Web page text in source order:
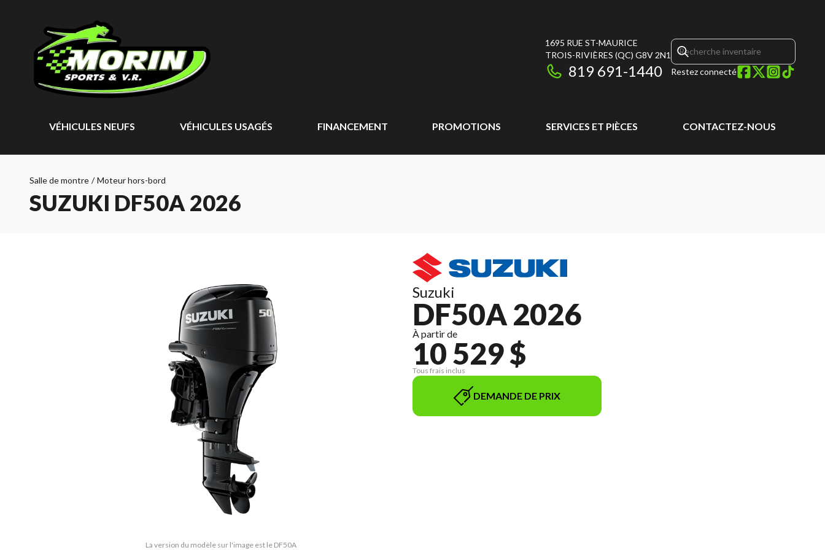
1695 RUE ST-MAURICE
TROIS-RIVIÈRES (QC) G8V 2N1
819 691-1440 Restez connecté
VÉHICULES NEUFS VÉHICULES USAGÉS FINANCEMENT PROMOTIONS SERVICES ET PIÈCES CONTACTEZ-NOUS
Salle de montre / Moteur hors-bord
SUZUKI DF50A 2026
La version du modèle sur l'image est le DF50A
Suzuki
DF50A 2026
À partir de
10 529 $
Tous frais inclus
DEMANDE DE PRIX